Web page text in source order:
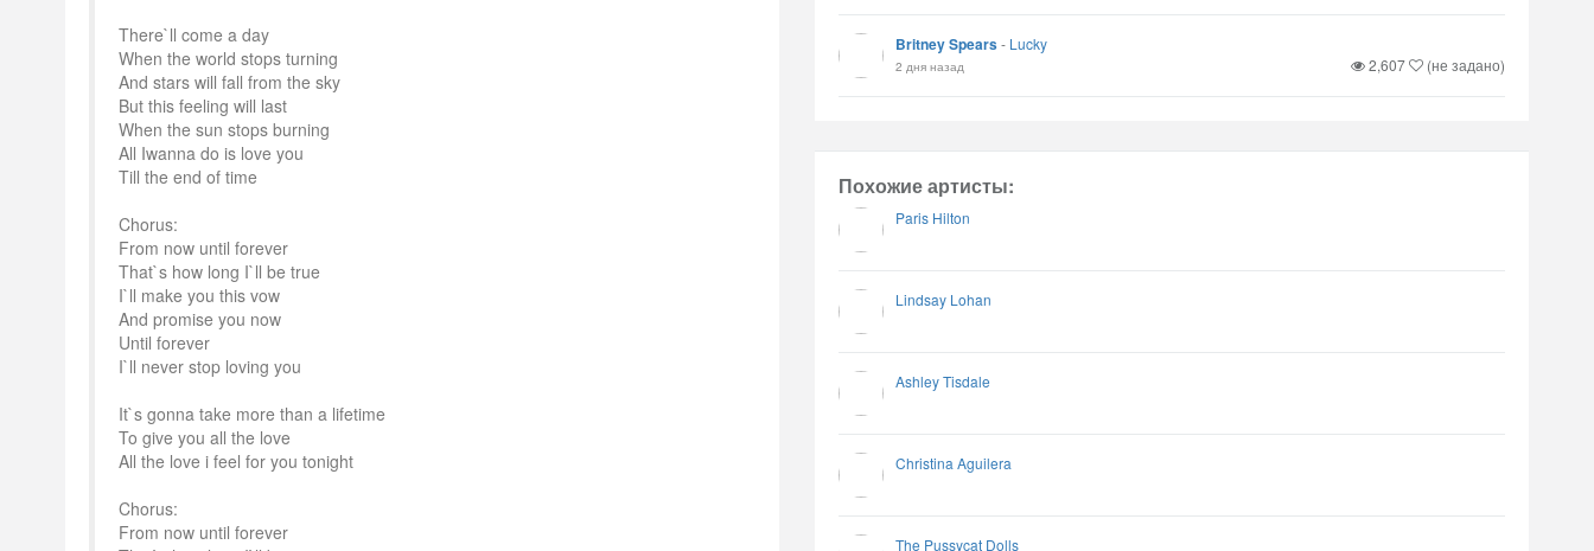
There`ll come a day
When the world stops turning
And stars will fall from the sky
But this feeling will last
When the sun stops burning
All Iwanna do is love you
Till the end of time
Chorus:
From now until forever
That`s how long I`ll be true
I`ll make you this vow
And promise you now
Until forever
I`ll never stop loving you
It`s gonna take more than a lifetime
To give you all the love
All the love i feel for you tonight
Chorus:
From now until forever
Britney Spears- Lucky
2 дня назад 2,607 (не задано)
Похожие артисты:
Paris Hilton
Lindsay Lohan
Ashley Tisdale
Christina Aguilera
The Pussycat Dolls